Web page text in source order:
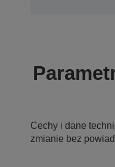
Cechy i dane
zmianie bez